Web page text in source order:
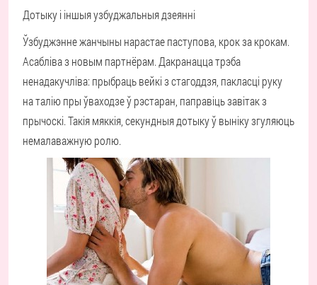
Дотыку і іншыя узбуджальныя дзеянні
Ўзбуджэнне жанчыны нарастае паступова, крок за крокам.
Асабліва з новым партнёрам. Дакранацца трэба
ненадакучліва: прыбраць вейкі з стагоддзя, пакласці руку
на талію пры ўваходзе ў рэстаран, паправіць завітак з
прычоскі. Такія мяккія, секундныя дотыку ў выніку згуляюць
немалаважную ролю.